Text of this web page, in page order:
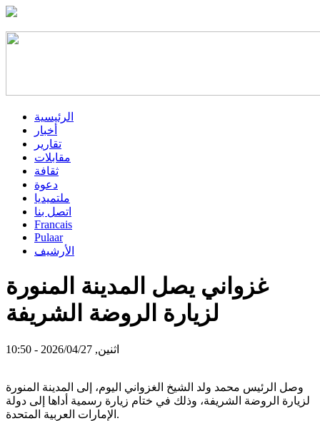
الرئيسية
أخبار
تقارير
مقابلات
ثقافة
دعوة
ملتميديا
اتصل بنا
Francais
Pulaar
الأرشيف
غزواني يصل المدينة المنورة
لزيارة الروضة الشريفة
اثنين, 2026/04/27 - 10:50
وصل الرئيس محمد ولد الشيخ الغزواني اليوم، إلى المدينة المنورة
لزيارة الروضة الشريفة، وذلك في ختام زيارة رسمية أداها إلى دولة
الإمارات العربية المتحدة.